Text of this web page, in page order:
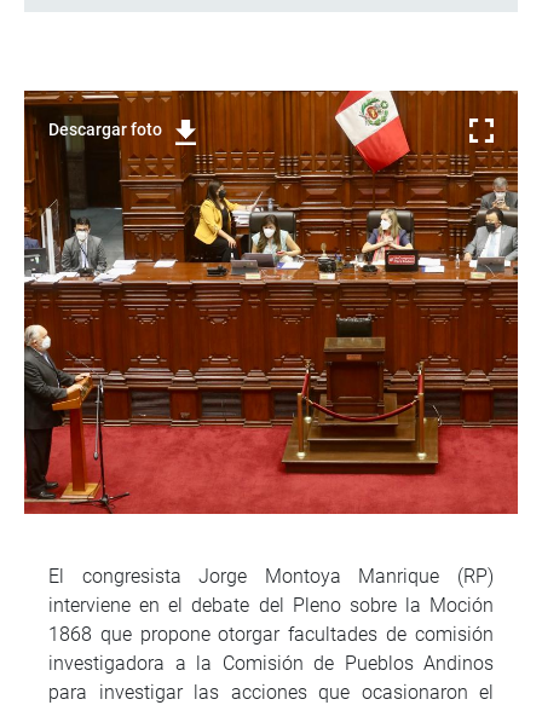
Descargar foto
El congresista Jorge Montoya Manrique (RP)
interviene en el debate del Pleno sobre la Moción
1868 que propone otorgar facultades de comisión
investigadora a la Comisión de Pueblos Andinos
para investigar las acciones que ocasionaron el